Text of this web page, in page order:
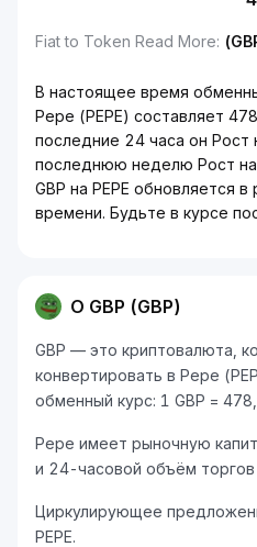
Fiat to Token Read More:
В настоящее время
Pepe (PEPE) составляет
последние 24 часа он Рост
последнюю неделю Рост
GBP на PEPE обновляется
времени. Будьте в курсе
О GBP (GBP)
GBP — это криптовалюта,
конвертировать в Pepe
обменный курс: 1 GBP =
Pepe имеет рыночную
и 24-часовой объём торгов
Циркулирующее
PEPE.